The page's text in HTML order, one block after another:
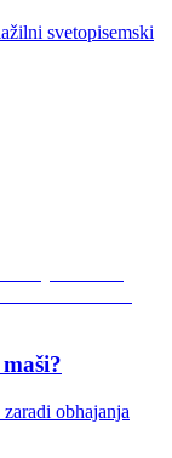
svetopisemski
obhajanja